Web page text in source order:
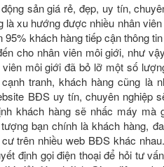
sản giá rẻ, đẹp, uy tín,
xu hướng được nhiều nhân
khách hàng tiếp cận thông
cho nhân viên môi giới, như
môi giới đã bỏ lỡ một số
tranh, khách hàng cũng là
BĐS uy tín, chuyên nghiệp
khách hàng sẽ nhấc máy mà
bạn chính là khách hàng,
trên nhiều web BĐS khác
định gọi điện thoại để hỏi tư